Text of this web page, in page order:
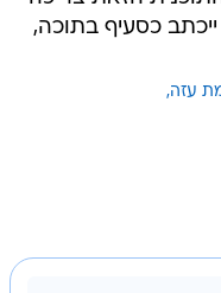
כסעיף בתוכה,
עזה